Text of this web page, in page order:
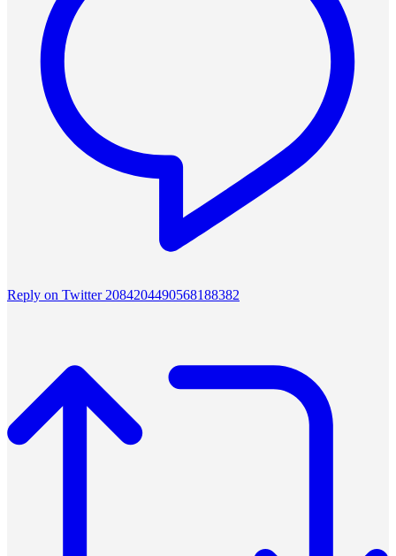
Reply on Twitter 2084204490568188382